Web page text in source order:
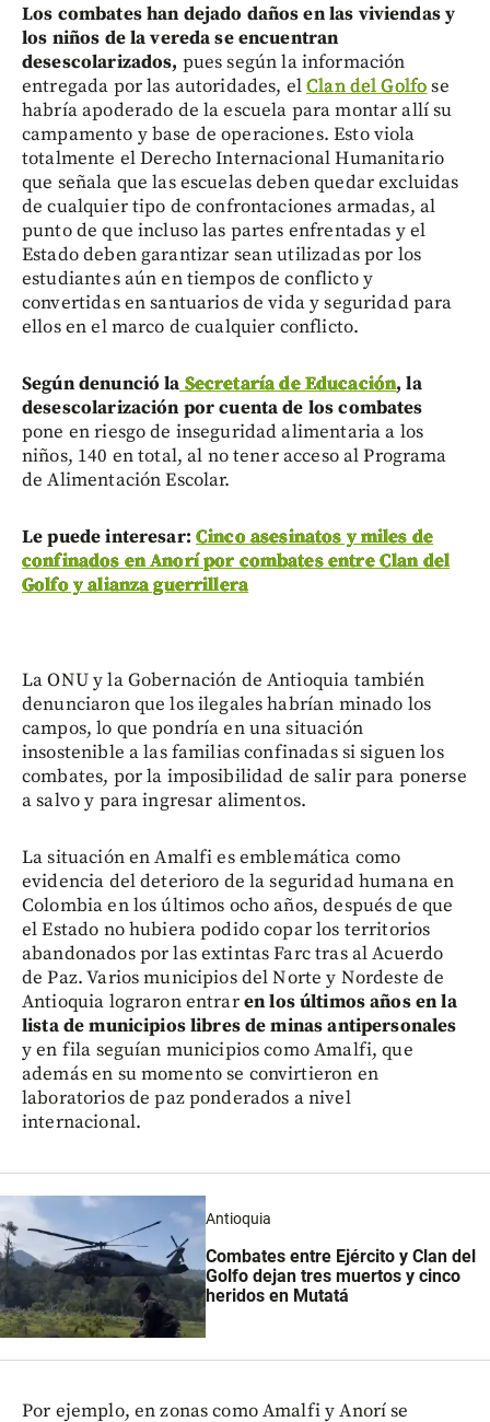
Los combates han dejado daños en las viviendas y
los niños de la vereda se encuentran
desescolarizados, pues según la información
entregada por las autoridades, elClan del Golfose
habría apoderado de la escuela para montar allí su
campamento y base de operaciones. Esto viola
totalmente el Derecho Internacional Humanitario
que señala que las escuelas deben quedar excluidas
de cualquier tipo de confrontaciones armadas, al
punto de que incluso las partes enfrentadas y el
Estado deben garantizar sean utilizadas por los
estudiantes aún en tiempos de conflicto y
convertidas en santuarios de vida y seguridad para
ellos en el marco de cualquier conflicto.
Según denunció la Secretaría de Educación, la
desescolarización por cuenta de los combates
pone en riesgo de inseguridad alimentaria a los
niños, 140 en total, al no tener acceso al Programa
de Alimentación Escolar.
Le puede interesar: Cinco asesinatos y miles de
confinados en Anorí por combates entre Clan del
Golfo y alianza guerrillera
La ONU y la Gobernación de Antioquia también
denunciaron que los ilegales habrían minado los
campos, lo que pondría en una situación
insostenible a las familias confinadas si siguen los
combates, por la imposibilidad de salir para ponerse
a salvo y para ingresar alimentos.
La situación en Amalfi es emblemática como
evidencia del deterioro de la seguridad humana en
Colombia en los últimos ocho años, después de que
el Estado no hubiera podido copar los territorios
abandonados por las extintas Farc tras al Acuerdo
de Paz. Varios municipios del Norte y Nordeste de
Antioquia lograron entraren los últimos años en la
lista de municipios libres de minas antipersonales
y en fila seguían municipios como Amalfi, que
además en su momento se convirtieron en
laboratorios de paz ponderados a nivel
internacional.
Antioquia
Combates entre Ejército y Clan del
Golfo dejan tres muertos y cinco
heridos en Mutatá
Por ejemplo, en zonas como Amalfi y Anorí se